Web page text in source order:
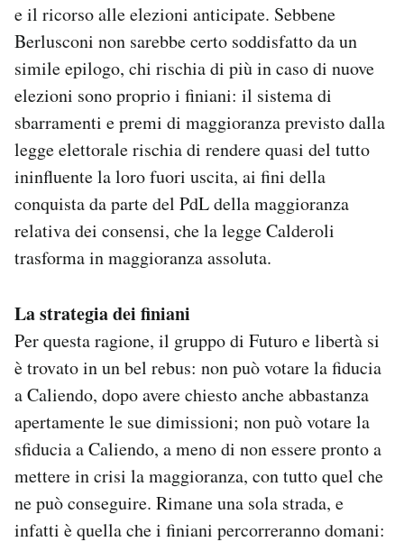
e il ricorso alle elezioni anticipate. Sebbene
Berlusconi non sarebbe certo soddisfatto da un
simile epilogo, chi rischia di più in caso di nuove
elezioni sono proprio i finiani: il sistema di
sbarramenti e premi di maggioranza previsto dalla
legge elettorale rischia di rendere quasi del tutto
ininfluente la loro fuori uscita, ai fini della
conquista da parte del PdL della maggioranza
relativa dei consensi, che la legge Calderoli
trasforma in maggioranza assoluta.
La strategia dei finiani
Per questa ragione, il gruppo di Futuro e libertà si
è trovato in un bel rebus: non può votare la fiducia
a Caliendo, dopo avere chiesto anche abbastanza
apertamente le sue dimissioni; non può votare la
sfiducia a Caliendo, a meno di non essere pronto a
mettere in crisi la maggioranza, con tutto quel che
ne può conseguire. Rimane una sola strada, e
infatti è quella che i finiani percorreranno domani: